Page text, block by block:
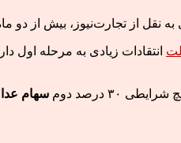
نقل از تجارت‌نیوز، بیش از دو
انتقادات زیادی به مرحله اول
۳۰ درصد دوم سهام